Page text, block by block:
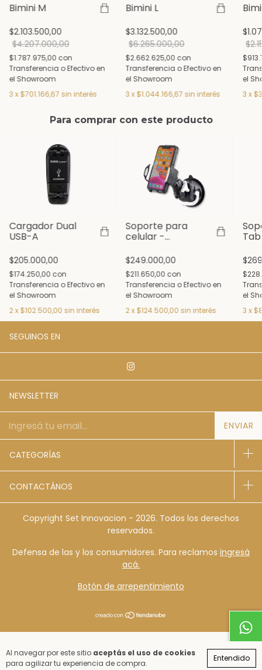
Al navegar por este sitio aceptás el uso de cookies
para agilizar tu experiencia de compra.
Entendido
Bimini M
$2.103.500,00
$4.207.000,00
$1.787.975,00 con
Transferencia o Efectivo en
el Showroom
3 x$701.166,67 sin interés
Bimini L
$3.132.500,00
$6.265.000,00
$2.662.625,00con
Transferencia o Efectivo en
el Showroom
3 x$1.044.166,67 sin interés
el
3 x
Para comprar con este producto
Cargador Dual
USB-A
$205.000,00
$174.250,00 con
Transferencia o Efectivo en
el Showroom
2x$102.500,00 sin interés
Soporte para
celular -
$249.000,00
$211.650,00con
Transferencia o Efectivo en
el Showroom
2x$124.500,00 sin interés
el
3 x
SEGUINOS EN
NEWSLETTER
CATEGORÍAS
CONTACTÁNOS
Copyright Set Innovacion - 2026. Todos los derechos
reservados.
Defensa de las y los consumidores. Para reclamos ingresá
acá.
Botón de arrepentimiento